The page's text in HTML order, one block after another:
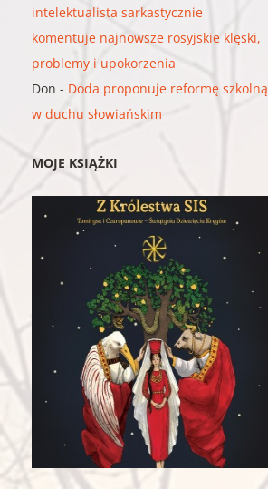
intelektualista sarkastycznie
komentuje najnowsze rosyjskie klęski,
problemy i upokorzenia
Don - Doda proponuje reformę szkolną
w duchu słowiańskim
MOJE KSIĄŻKI